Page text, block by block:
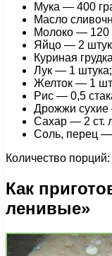
Мука — 400
Масло
Молоко — 120
Яйцо — 2
Куриная
Лук — 1 штука;
Желток — 1
Рис — 0,5
Дрожжи
Сахар — 2 ст.
Соль, перец —
Количество порций:
Как
ленивые»